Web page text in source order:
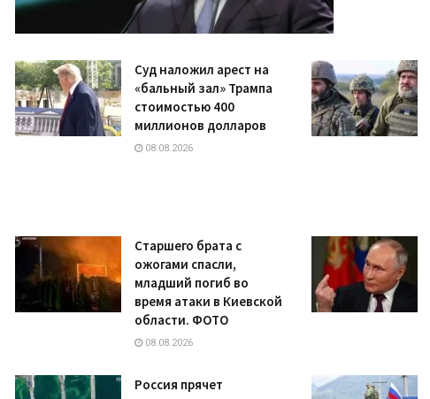
Суд наложил арест на
«бальный зал» Трампа
стоимостью 400
миллионов долларов
08.08.2026
Старшего брата с
ожогами спасли,
младший погиб во
время атаки в Киевской
области. ФОТО
08.08.2026
Россия прячет